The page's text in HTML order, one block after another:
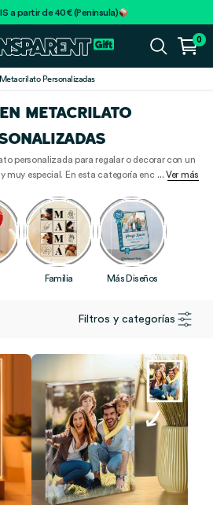
a partir de 40€ (Península)
0
Personalizadas
METACRILATO
... Ver más
personalizada para regalar o decorar con un
muy especial. En esta categoría encontrarás
familia, madres, padres o profesores.
Familia Más Diseños
Filtros y categorías